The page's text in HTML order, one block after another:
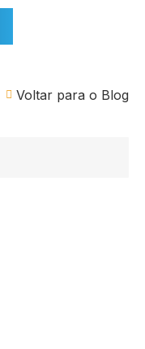
Voltar para o Blog